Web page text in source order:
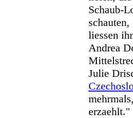
Schaub-
liessen
Andrea
Julie